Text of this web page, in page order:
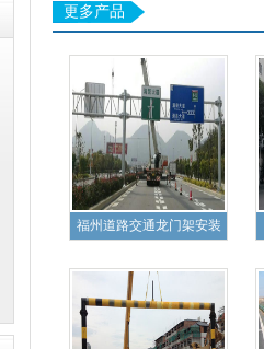
更多产品
福州道路交通龙门架安装